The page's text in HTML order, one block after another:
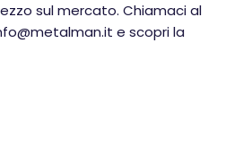
sul mercato. Chiamaci al
e scopri la